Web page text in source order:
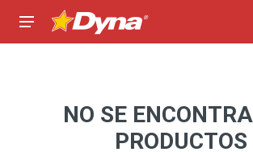
NO SE
PRODUCTOS